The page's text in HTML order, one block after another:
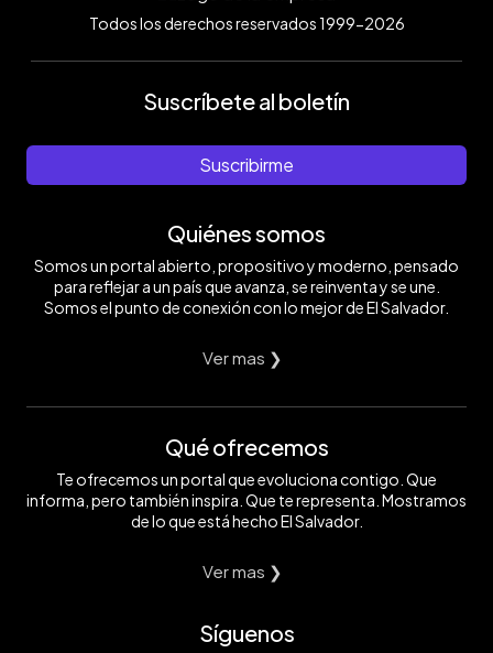
Todos los derechos reservados 1999-2026
Suscríbete al boletín
Suscribirme
Quiénes somos
Somos un portal abierto, propositivo y moderno, pensado
para reflejar a un país que avanza, se reinventa y se une.
Somos el punto de conexión con lo mejor de El Salvador.
Ver mas ❯
Qué ofrecemos
Te ofrecemos un portal que evoluciona contigo. Que
informa, pero también inspira. Que te representa. Mostramos
de lo que está hecho El Salvador.
Ver mas ❯
Síguenos